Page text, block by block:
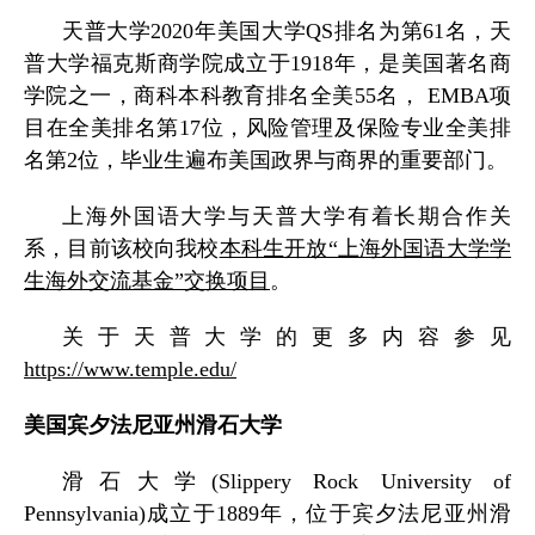
天普大学2020年美国大学QS排名为第61 名，天
普大学福克斯商学院成立于1918年，是美国著名商
学院之一，商科本科教育排名全美55名， EMBA项
目在全美排名第17位，风险管理及保险专业全美排
名第2位，毕业生遍布美国政界与商界的重要部门。
上海外国语大学与天普大学有着长期合作关
系，目前该校向我校本科生开放“上海外国语大学学
生海外交流基金”交换项目 。
关于天普大学的更多内容参见
https://www.temple.edu/
美国宾夕法尼亚州滑石大学
滑石大学(Slippery Rock University of
Pennsylvania)成立于1889年，位于宾夕法尼亚州滑